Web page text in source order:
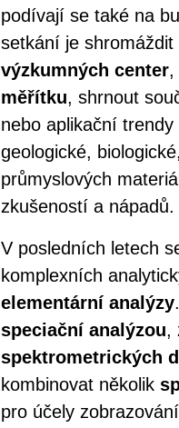
podívají se také na
setkání je shromáždit
výzkumných center,
měřítku, shrnout
nebo aplikační
geologické,
průmyslových
zkušeností a nápadů.
V posledních letech
komplexních
elementární analýzy
speciační analýzou,
spektrometrických
kombinovat několik
pro účely